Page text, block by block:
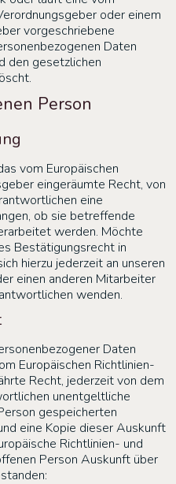
oder einem
vorgeschriebene
Daten
den gesetzlichen
Person
vom Europäischen
eingeräumte Recht, von
eine
ob sie betreffende
werden. Möchte
Bestätigungsrecht in
hierzu jederzeit an unseren
einen anderen Mitarbeiter
wenden.
Daten
Europäischen Richtlinien-
Recht, jederzeit von dem
unentgeltliche
gespeicherten
eine Kopie dieser Auskunft
Richtlinien- und
Person Auskunft über